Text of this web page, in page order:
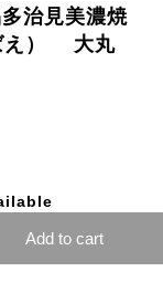
治見美濃焼
え） 大丸
Add to cart